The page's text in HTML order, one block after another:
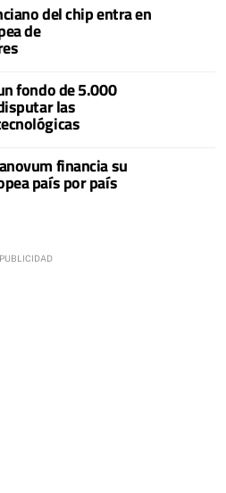
del chip entra en
de
fondo de 5.000
las
financia su
país por país